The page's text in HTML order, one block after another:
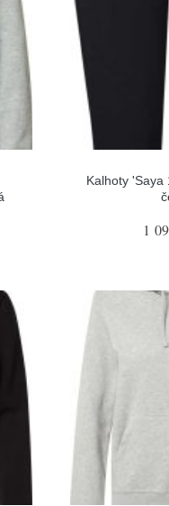
Kalhoty 'Saya
1